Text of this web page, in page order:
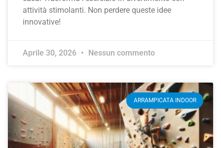
attività stimolanti. Non perdere queste idee
innovative!
Aprile 30, 2026 Nessun commento
ARRAMPICATA INDOOR